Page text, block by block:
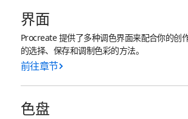
界面
Procreate 提供了多种调色界面来配合你的创
的选择、保存和调制色彩的方法。
前往章节
色盘